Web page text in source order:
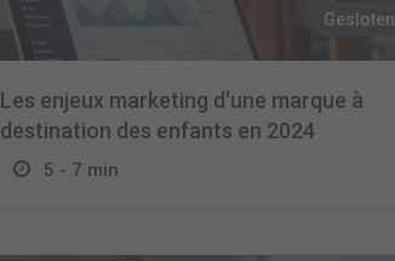
Gesloten
Les enjeux marketing d'une marque à
destination des enfants en 2024
5 - 7 min